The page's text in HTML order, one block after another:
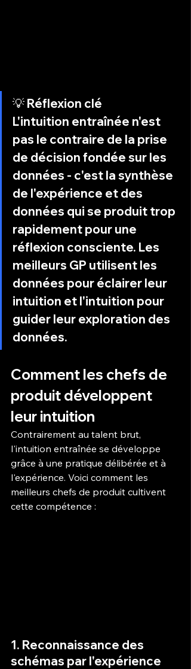
💡 Réflexion clé
L'intuition entraînée n'est
pas le contraire de la prise
de décision fondée sur les
données - c'est la synthèse
de l'expérience et des
données qui se produit trop
rapidement pour une
réflexion consciente. Les
meilleurs GP utilisent les
données pour éclairer leur
intuition et l'intuition pour
guider leur exploration des
données.
Comment les chefs de
produit développent
leur intuition
Contrairement au talent brut,
l'intuition entraînée se développe
grâce à une pratique délibérée et à
l'expérience. Voici comment les
meilleurs chefs de produit cultivent
cette compétence :
1. Reconnaissance des
schémas par l'expérience